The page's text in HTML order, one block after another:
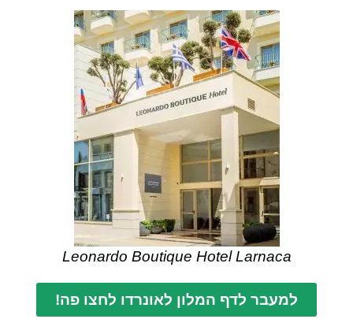
Leonardo Boutique Hotel Larnaca
למעבר לדף המלון לאונרדו לחצו פה!